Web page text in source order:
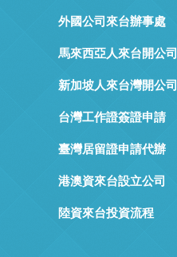
外國公司來台辦事處
馬來西亞人來台開公司
新加坡人來台灣開公司
台灣工作證簽證申請
臺灣居留證申請代辦
港澳資來台設立公司
陸資來台投資流程